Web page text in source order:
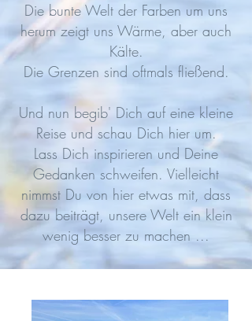
Die bunte Welt der Farben um uns
herum zeigt uns Wärme, aber auch
Kälte.
Die Grenzen sind oftmals fließend.
Und nun begib' Dich auf eine kleine
Reise und schau Dich hier um.
Lass Dich inspirieren und Deine
Gedanken schweifen. Vielleicht
nimmst Du von hier etwas mit, dass
dazu beiträgt, unsere Welt ein klein
wenig besser zu machen ...